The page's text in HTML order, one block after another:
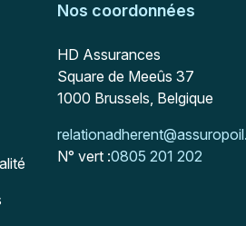
Nos coordonnées
Adresse postale
HD Assurances
Square de Meeûs 37
1000 Brussels, Belgique
Mail :
N° vert :0805 201 202